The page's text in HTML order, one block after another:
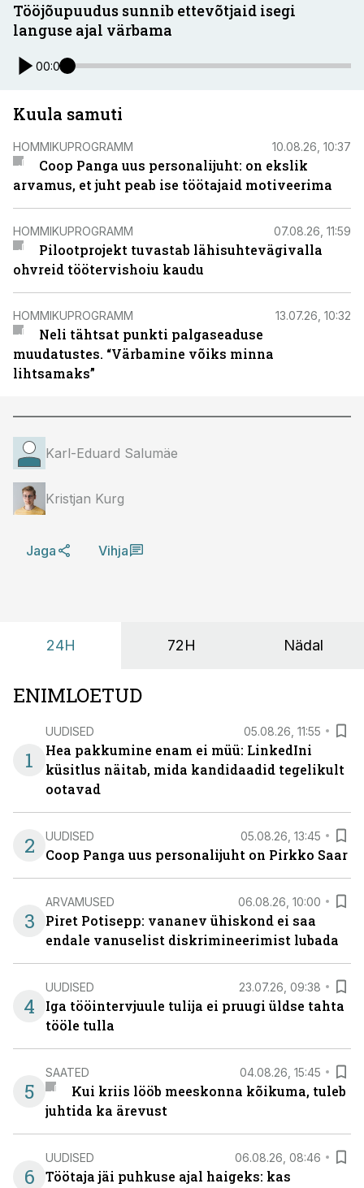
Tööjõupuudus sunnib ettevõtjaid isegi
languse ajal värbama
00:00
Kuula samuti
HOMMIKUPROGRAMM 10.08.26, 10:37
Coop Panga uus personalijuht: on ekslik
arvamus, et juht peab ise töötajaid motiveerima
HOMMIKUPROGRAMM 07.08.26, 11:59
Pilootprojekt tuvastab lähisuhtevägivalla
ohvreid töötervishoiu kaudu
HOMMIKUPROGRAMM 13.07.26, 10:32
Neli tähtsat punkti palgaseaduse
muudatustes. “Värbamine võiks minna
lihtsamaks”
Karl-Eduard Salumäe
Kristjan Kurg
Jaga Vihja
24H 72H Nädal
ENIMLOETUD
1
UUDISED 05.08.26, 11:55
Hea pakkumine enam ei müü: LinkedIni
küsitlus näitab, mida kandidaadid tegelikult
ootavad
2 UUDISED 05.08.26, 13:45
Coop Panga uus personalijuht on Pirkko Saar
3
ARVAMUSED 06.08.26, 10:00
Piret Potisepp: vananev ühiskond ei saa
endale vanuselist diskrimineerimist lubada
4
UUDISED 23.07.26, 09:38
Iga tööintervjuule tulija ei pruugi üldse tahta
tööle tulla
5
SAATED 04.08.26, 15:45
Kui kriis lööb meeskonna kõikuma, tuleb
juhtida ka ärevust
6
UUDISED 06.08.26, 08:46
Töötaja jäi puhkuse ajal haigeks: kas